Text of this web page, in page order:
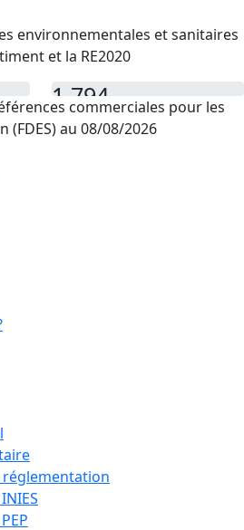
environnementales et sanitaires
et la RE2020
1 794
PEPcommerciales pour les
au 08/08/2026